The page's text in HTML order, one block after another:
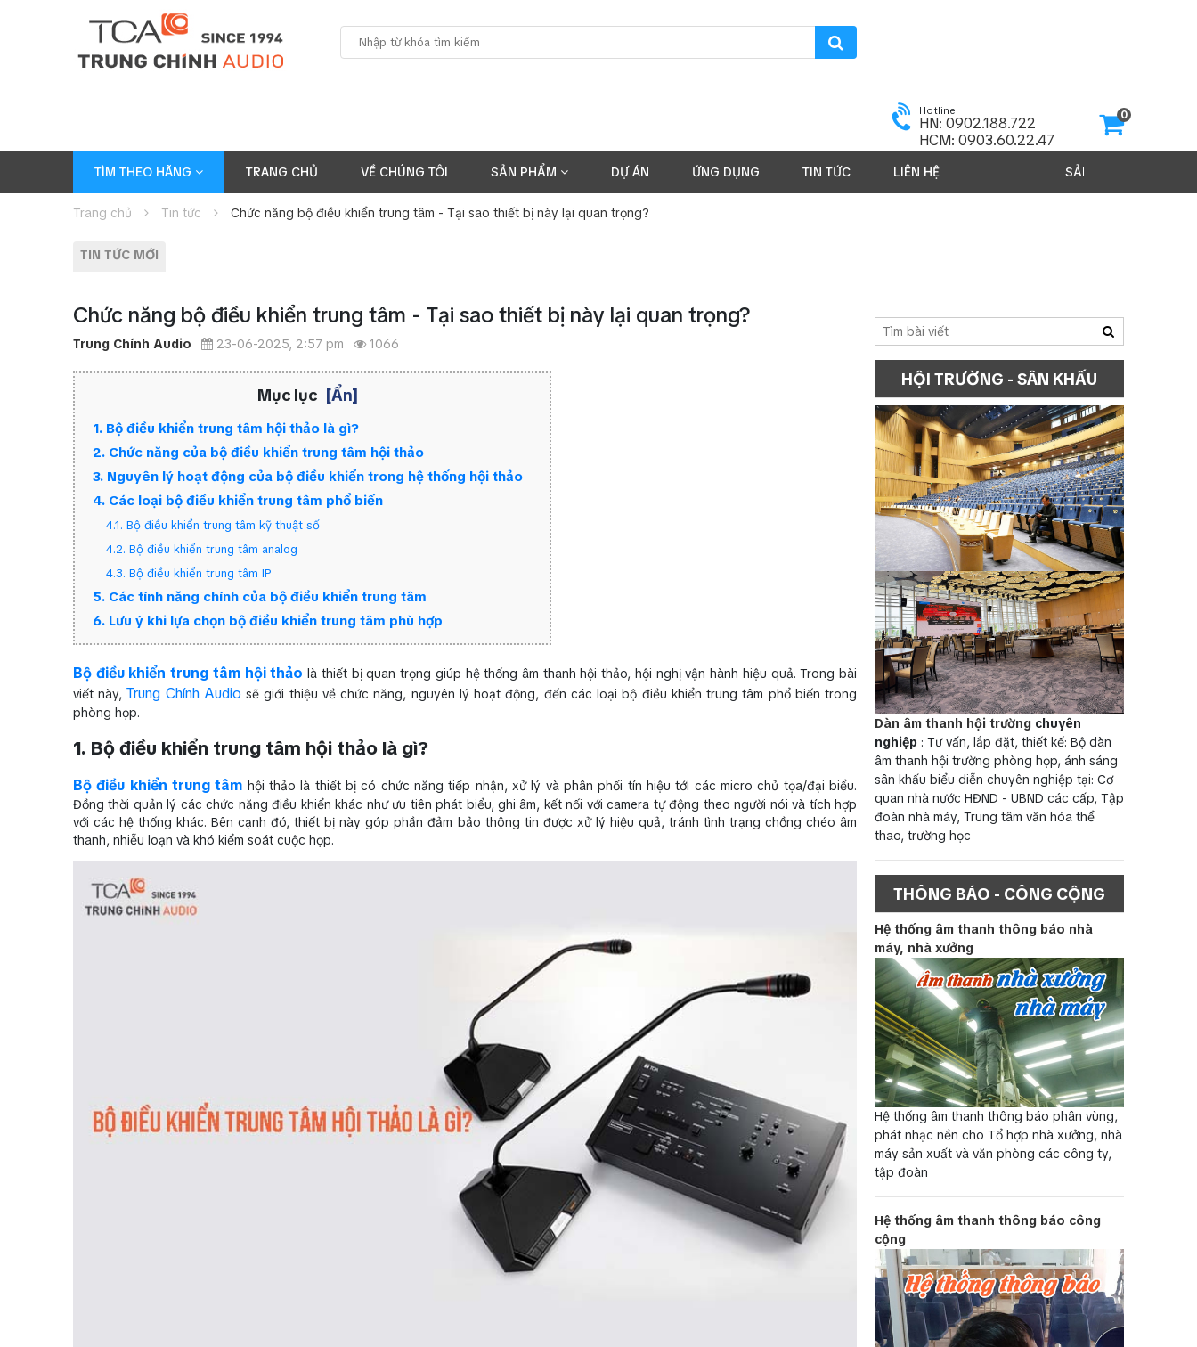
Hotline
HN: 0902.188.722
HCM: 0903.60.22.47
0
TÌM THEO HÃNG TRANG CHỦ VỀ CHÚNG TÔI SẢN PHẨM DỰ ÁN ỨNG DỤNG TIN TỨC LIÊN HỆ SẢN PHẨM 2026
Trang chủ Tin tức Chức năng bộ điều khiển trung tâm - Tại sao thiết bị này lại quan trọng?
TIN TỨC MỚI
Chức năng bộ điều khiển trung tâm - Tại sao thiết bị này lại quan trọng?
Trung Chính Audio 23-06-2025, 2:57 pm 1066
Mục lục [Ẩn]
1. Bộ điều khiển trung tâm hội thảo là gì?
2. Chức năng của bộ điều khiển trung tâm hội thảo
3. Nguyên lý hoạt động của bộ điều khiển trong hệ thống hội thảo
4. Các loại bộ điều khiển trung tâm phổ biến
4.1. Bộ điều khiển trung tâm kỹ thuật số
4.2. Bộ điều khiển trung tâm analog
4.3. Bộ điều khiển trung tâm IP
5. Các tính năng chính của bộ điều khiển trung tâm
6. Lưu ý khi lựa chọn bộ điều khiển trung tâm phù hợp
Bộ điều khiển trung tâm hội thảo là thiết bị quan trọng giúp hệ thống âm thanh hội thảo, hội nghị vận hành hiệu quả. Trong bài
viết này,Trung Chính Audio sẽ giới thiệu về chức năng, nguyên lý hoạt động, đến các loại bộ điều khiển trung tâm phổ biến trong
phòng họp.
1. Bộ điều khiển trung tâm hội thảo là gì?
Bộ điều khiển trung tâm hội thảo là thiết bị có chức năng tiếp nhận, xử lý và phân phối tín hiệu tới các micro chủ tọa/đại biểu.
Đồng thời quản lý các chức năng điều khiển khác như ưu tiên phát biểu, ghi âm, kết nối với camera tự động theo người nói và tích hợp
với các hệ thống khác. Bên cạnh đó, thiết bị này góp phần đảm bảo thông tin được xử lý hiệu quả, tránh tình trạng chồng chéo âm
thanh, nhiễu loạn và khó kiểm soát cuộc họp.
HỘI TRƯỜNG - SÂN KHẤU
Dàn âm thanh hội trường chuyên
nghiệp : Tư vấn, lắp đặt, thiết kế: Bộ dàn
âm thanh hội trường phòng họp, ánh sáng
sân khấu biểu diễn chuyên nghiệp tại: Cơ
quan nhà nước HĐND - UBND các cấp, Tập
đoàn nhà máy, Trung tâm văn hóa thể
thao, trường học
THÔNG BÁO - CÔNG CỘNG
Hệ thống âm thanh thông báo nhà
máy, nhà xưởng
Hệ thống âm thanh thông báo phân vùng,
phát nhạc nền cho Tổ hợp nhà xưởng, nhà
máy sản xuất và văn phòng các công ty,
tập đoàn
Hệ thống âm thanh thông báo công
cộng